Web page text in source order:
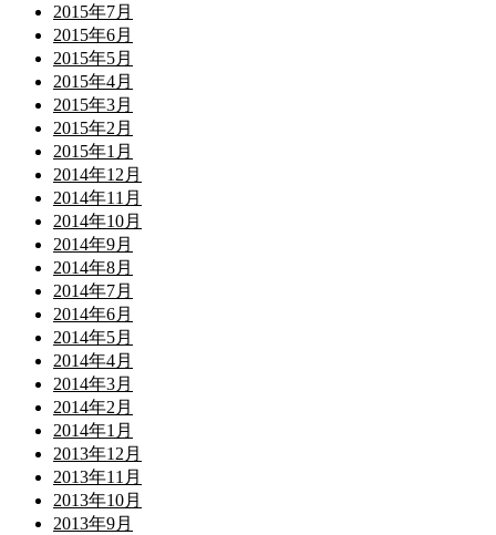
2015年7月
2015年6月
2015年5月
2015年4月
2015年3月
2015年2月
2015年1月
2014年12月
2014年11月
2014年10月
2014年9月
2014年8月
2014年7月
2014年6月
2014年5月
2014年4月
2014年3月
2014年2月
2014年1月
2013年12月
2013年11月
2013年10月
2013年9月